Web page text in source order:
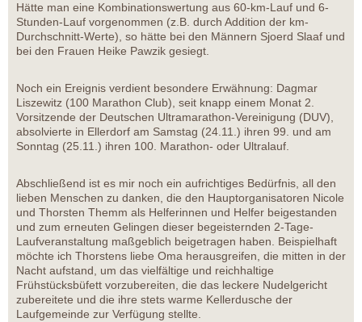
Hätte man eine Kombinationswertung aus 60-km-Lauf und 6-
Stunden-Lauf vorgenommen (z.B. durch Addition der km-
Durchschnitt-Werte), so hätte bei den Männern Sjoerd Slaaf und
bei den Frauen Heike Pawzik gesiegt.
Noch ein Ereignis verdient besondere Erwähnung: Dagmar
Liszewitz (100 Marathon Club), seit knapp einem Monat 2.
Vorsitzende der Deutschen Ultramarathon-Vereinigung (DUV),
absolvierte in Ellerdorf am Samstag (24.11.) ihren 99. und am
Sonntag (25.11.) ihren 100. Marathon- oder Ultralauf.
Abschließend ist es mir noch ein aufrichtiges Bedürfnis, all den
lieben Menschen zu danken, die den Hauptorganisatoren Nicole
und Thorsten Themm als Helferinnen und Helfer beigestanden
und zum erneuten Gelingen dieser begeisternden 2-Tage-
Laufveranstaltung maßgeblich beigetragen haben. Beispielhaft
möchte ich Thorstens liebe Oma herausgreifen, die mitten in der
Nacht aufstand, um das vielfältige und reichhaltige
Frühstücksbüfett vorzubereiten, die das leckere Nudelgericht
zubereitete und die ihre stets warme Kellerdusche der
Laufgemeinde zur Verfügung stellte.